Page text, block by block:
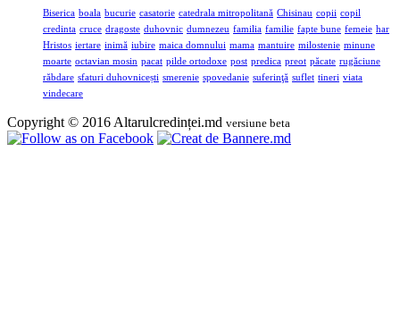
Biserica boala bucurie casatorie catedrala mitropolitană Chisinau copii copil
credinta cruce dragoste duhovnic dumnezeu familia familie fapte bune femeie har
Hristos iertare inimă iubire maica domnului mama mantuire milostenie minune
moarte octavian mosin pacat pilde ortodoxe post predica preot păcate rugăciune
răbdare sfaturi duhovnicești smerenie spovedanie suferinţă suflet tineri viata
vindecare
Copyright © 2016 Altarulcredinței.md versiune beta